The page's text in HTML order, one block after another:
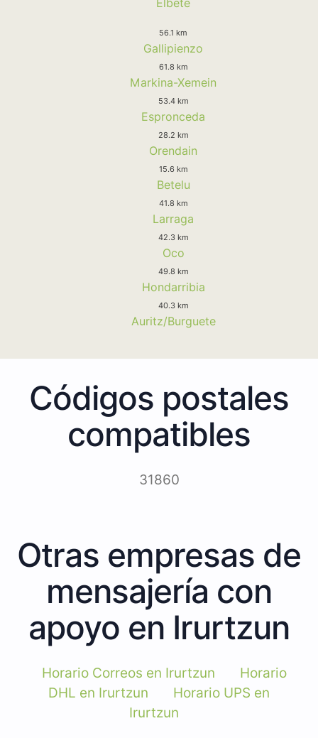
56.1 km
Gallipienzo
61.8 km
Markina-Xemein
53.4 km
Espronceda
28.2 km
Orendain
15.6 km
Betelu
41.8 km
Larraga
42.3 km
Oco
49.8 km
Hondarribia
40.3 km
Auritz/Burguete
Códigos postales
compatibles
31860
Otras empresas de
mensajería con
apoyo en Irurtzun
Horario Correos en Irurtzun
Horario
DHL en Irurtzun
Horario UPS en
Irurtzun